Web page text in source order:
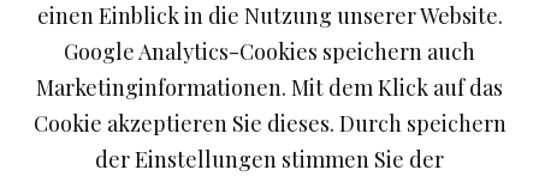
(Grundpreis: 26,29 €/Liter). 0,35 Liter Jagdtropfen
35 % Vol.
Dieser kräftig, würzige Kräuterlikör mit einer
leichten Süße wird aus 42 verschiedenen gut
harmonierenden Kräutern hergestellt. Er eignet
einen Einblick in die Nutzung unserer Website.
Google Analytics-Cookies speichern auch
Marketinginformationen. Mit dem Klick auf das
Cookie akzeptieren Sie dieses. Durch speichern
der Einstellungen stimmen Sie der